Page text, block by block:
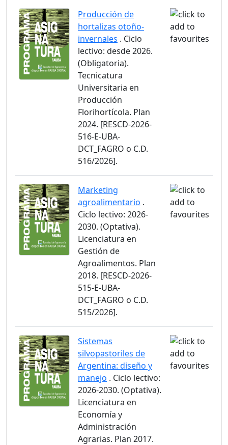
Producción de
hortalizas otoño-
invernales . Ciclo
lectivo: desde 2026.
(Obligatoria).
Tecnicatura
Universitaria en
Producción
Florihortícola. Plan
2024. [RESCD-2026-
516-E-UBA-
DCT_FAGRO o C.D.
516/2026].
Marketing
agroalimentario .
Ciclo lectivo: 2026-
2030. (Optativa).
Licenciatura en
Gestión de
Agroalimentos. Plan
2018. [RESCD-2026-
515-E-UBA-
DCT_FAGRO o C.D.
515/2026].
Sistemas
silvopastoriles de
Argentina: diseño y
manejo . Ciclo lectivo:
2026-2030. (Optativa).
Licenciatura en
Economía y
Administración
Agrarias. Plan 2017.